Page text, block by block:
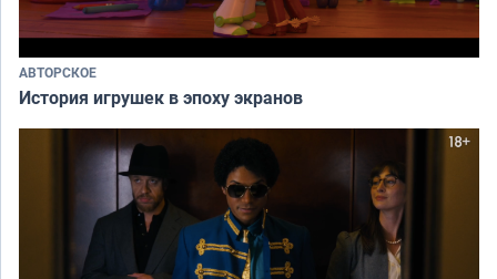
АВТОРСКОЕ
История игрушек в эпоху экранов